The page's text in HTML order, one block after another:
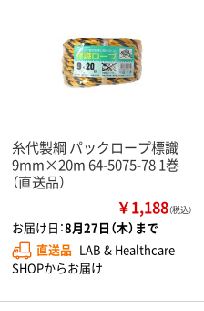
糸代製綱 パックロープ標識
9mm×20m 64-5075-78 1巻
（直送品）
￥1,188（税込）
お届け日：8月27日（木）まで
直送品 LAB & Healthcare
SHOPからお届け